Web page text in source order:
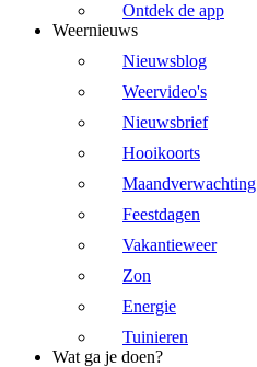
Ontdek de app
Weernieuws
Nieuwsblog
Weervideo's
Nieuwsbrief
Hooikoorts
Maandverwachting
Feestdagen
Vakantieweer
Zon
Energie
Tuinieren
Wat ga je doen?